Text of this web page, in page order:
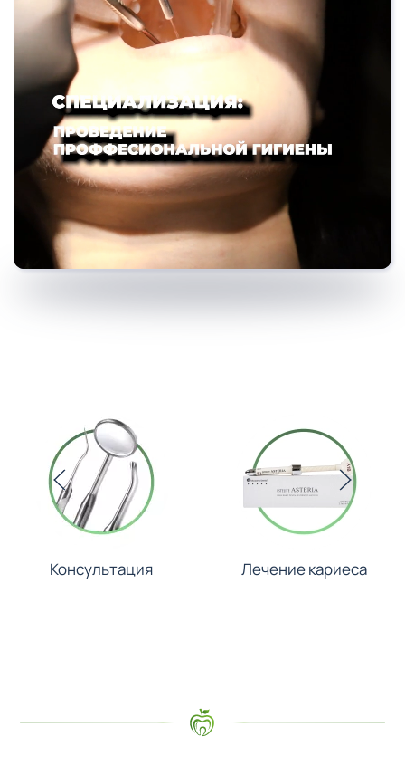
Консультация Лечение кариеса